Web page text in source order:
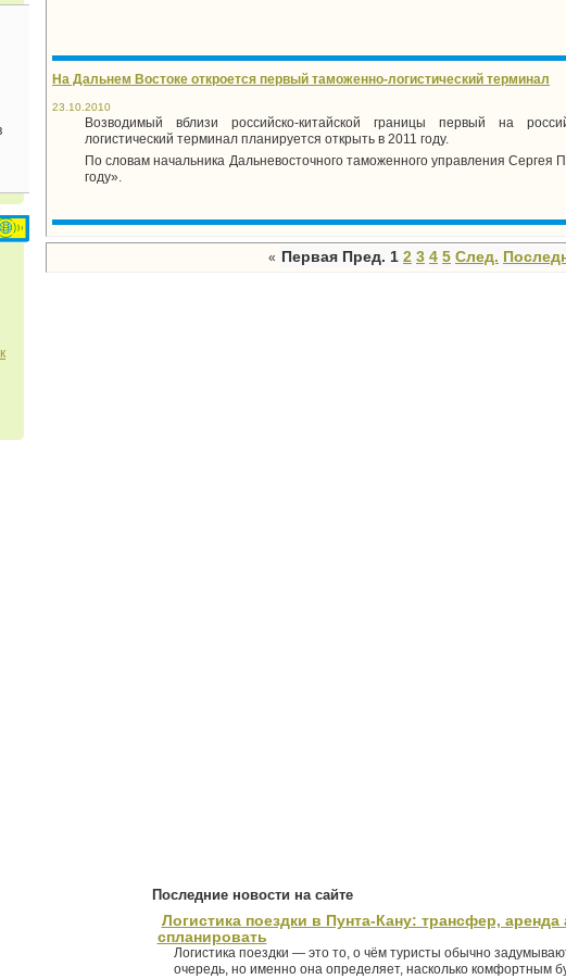
На Дальнем Востоке откроется первый таможенно-логистический терминал
23.10.2010
Возводимый вблизи российско-китайской границы первый на
логистический терминал планируется открыть в 2011 году.
По словам начальника Дальневосточного таможенного управления
году».
« Первая Пред. 1 2 3 4 5 След.
Последние новости на сайте
Логистика поездки в Пунта-Кану: трансфер, аренда
спланировать
Логистика поездки — это то, о чём туристы обычно
очередь, но именно она определяет, насколько комфортным